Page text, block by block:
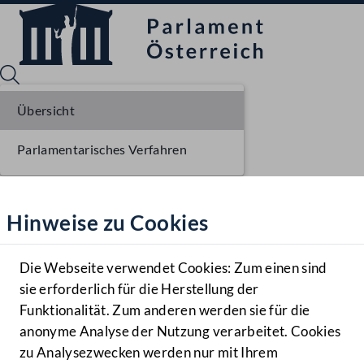
Hilfe
Benutzer
Navigationsmenü öffnen
MENÜ
Hinweise zu Cookies
Die Webseite verwendet Cookies: Zum einen sind
sie erforderlich für die Herstellung der
Funktionalität. Zum anderen werden sie für die
anonyme Analyse der Nutzung verarbeitet. Cookies
zu Analysezwecken werden nur mit Ihrem
Übersicht
Parlamentarisches Verfahren